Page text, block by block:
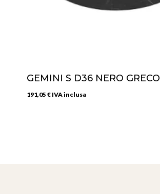
GEMINI S D36 NERO GRECO
191,05 € IVA inclusa